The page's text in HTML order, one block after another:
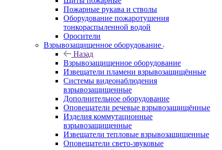
Пожарные рукава и стволы
Оборудование пожаротушения
тонкораспыленной водой
Оросители
Взрывозащищенное оборудование
Назад
Взрывозащищенное оборудование
Извещатели пламени взрывозащищённые
Системы видеонаблюдения
взрывозащищенные
Дополнительное оборудование
Оповещатели речевые взрывозащищённые
Изделия коммутационные
взрывозащищенные
Извещатели тепловые взрывозащищенные
Оповещатели свето-звуковые